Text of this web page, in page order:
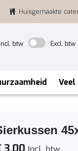
Huisgemaakte
Incl. btw
Excl. btw